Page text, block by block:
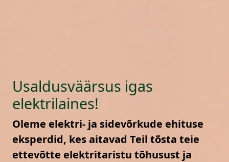
Usaldusväärsus igas
elektrilaines!
Oleme elektri- ja sidevõrkude ehituse
eksperdid, kes aitavad Teil tõsta teie
ettevõtte elektritaristu tõhusust ja